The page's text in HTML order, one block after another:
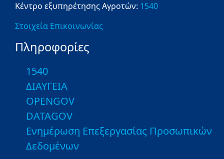
Κέντρο εξυπηρέτησης Αγροτών: 1540
Στοιχεία Επικοινωνίας
Πληροφορίες
1540
ΔΙΑΥΓΕΙΑ
OPENGOV
DATAGOV
Ενημέρωση Επεξεργασίας Προσωπικών
Δεδομένων